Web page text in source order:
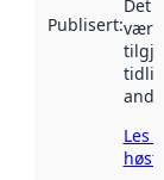
Publisert:
Det
vært
Les